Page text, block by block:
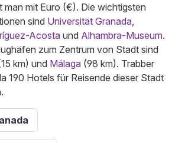
man mit Euro (€). Die wichtigsten
sind Universität Granada,
Acosta und Alhambra-Museum.
zum Zentrum von Stadt sind
km) und Málaga (98 km). Trabber
190 Hotels für Reisende dieser Stadt